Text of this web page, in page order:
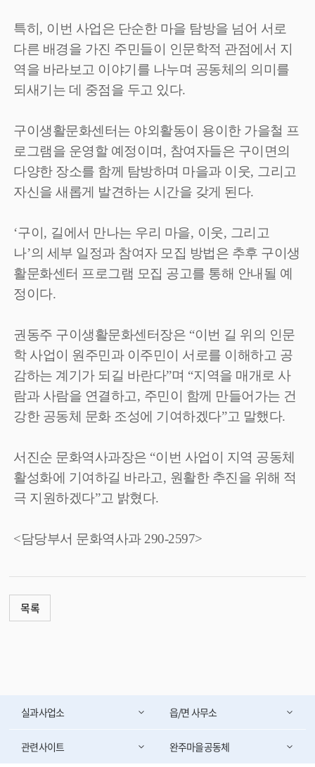
특히, 이번 사업은 단순한 마을 탐방을 넘어 서로
다른 배경을 가진 주민들이 인문학적 관점에서 지
역을 바라보고 이야기를 나누며 공동체의 의미를
되새기는 데 중점을 두고 있다.
구이생활문화센터는 야외활동이 용이한 가을철 프
로그램을 운영할 예정이며, 참여자들은 구이면의
다양한 장소를 함께 탐방하며 마을과 이웃, 그리고
자신을 새롭게 발견하는 시간을 갖게 된다.
‘구이, 길에서 만나는 우리 마을, 이웃, 그리고
나’의 세부 일정과 참여자 모집 방법은 추후 구이생
활문화센터 프로그램 모집 공고를 통해 안내될 예
정이다.
권동주 구이생활문화센터장은 “이번 길 위의 인문
학 사업이 원주민과 이주민이 서로를 이해하고 공
감하는 계기가 되길 바란다”며 “지역을 매개로 사
람과 사람을 연결하고, 주민이 함께 만들어가는 건
강한 공동체 문화 조성에 기여하겠다”고 말했다.
서진순 문화역사과장은 “이번 사업이 지역 공동체
활성화에 기여하길 바라고, 원활한 추진을 위해 적
극 지원하겠다”고 밝혔다.
<담당부서 문화역사과 290-2597>
목록
실과사업소 읍/면 사무소
관련사이트 완주마을공동체